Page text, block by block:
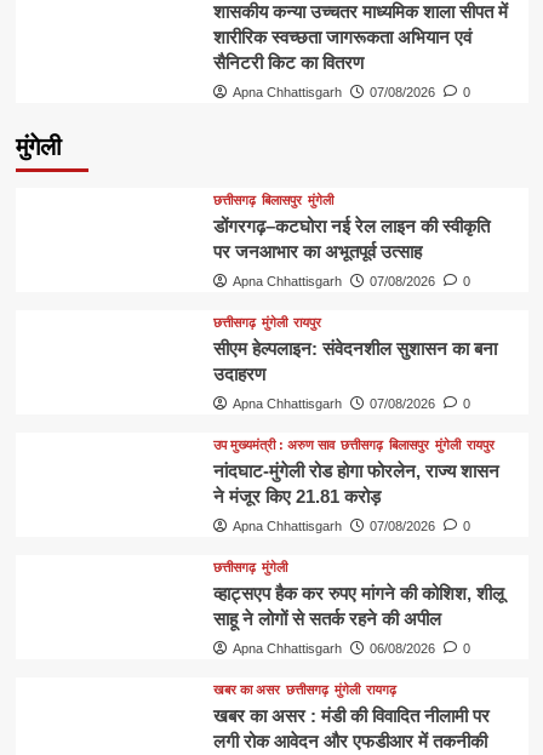
शासकीय कन्या उच्चतर माध्यमिक शाला सीपत में
शारीरिक स्वच्छता जागरूकता अभियान एवं
सैनिटरी किट का वितरण
Apna Chhattisgarh 07/08/2026 0
मुंगेली
छत्तीसगढ़ बिलासपुर मुंगेली
डोंगरगढ़–कटघोरा नई रेल लाइन की स्वीकृति
पर जनआभार का अभूतपूर्व उत्साह
Apna Chhattisgarh 07/08/2026 0
छत्तीसगढ़ मुंगेली रायपुर
सीएम हेल्पलाइन: संवेदनशील सुशासन का बना
उदाहरण
Apna Chhattisgarh 07/08/2026 0
उप मुख्यमंत्री : अरुण साव छत्तीसगढ़ बिलासपुर मुंगेली रायपुर
नांदघाट-मुंगेली रोड होगा फोरलेन, राज्य शासन
ने मंजूर किए 21.81 करोड़
Apna Chhattisgarh 07/08/2026 0
छत्तीसगढ़ मुंगेली
व्हाट्सएप हैक कर रुपए मांगने की कोशिश, शीलू
साहू ने लोगों से सतर्क रहने की अपील
Apna Chhattisgarh 06/08/2026 0
खबर का असर छत्तीसगढ़ मुंगेली रायगढ़
खबर का असर : मंडी की विवादित नीलामी पर
लगी रोक आवेदन और एफडीआर में तकनीकी